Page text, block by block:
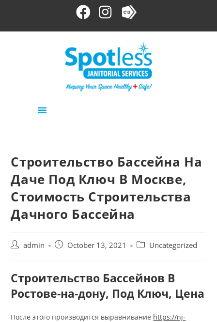
Строительство Бассейна На
Даче Под Ключ В Москве,
Стоимость Строительства
Дачного Бассейна
admin October 13, 2021 Uncategorized
Строительство Бассейнов В
Ростове-на-дону, Под Ключ, Цена
После этого производится выравнивание https://nj-